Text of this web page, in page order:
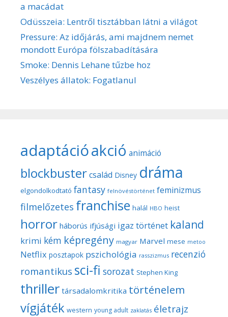
a macádat
Odüsszeia: Lentről tisztábban látni a világot
Pressure: Az időjárás, ami majdnem nemet
mondott Európa fölszabadítására
Smoke: Dennis Lehane tűzbe hoz
Veszélyes állatok: Fogatlanul
adaptációakció animáció
blockbustercsalád Disney dráma
elgondolkodtató fantasy felnövéstörténet feminizmus
filmelőzetes franchise halál HBO heist
horror háborús ifjúsági igaz történet kaland
krimi kém képregény magyar Marvel mese metoo
Netflix posztapok pszichológia rasszizmus recenzió
romantikus sci-fi sorozat Stephen King
thriller társadalomkritika történelem
vígjáték western young adult zaklatás életrajz